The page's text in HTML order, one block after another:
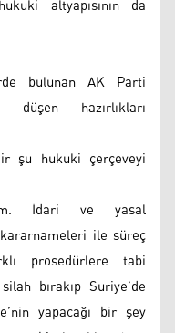
altyapısının da
bulunan AK Parti
hazırlıkları
şu hukuki çerçeveyi
İdari ve yasal
ile süreç
prosedürlere tabi
bırakıp Suriye’de
yapacağı bir şey